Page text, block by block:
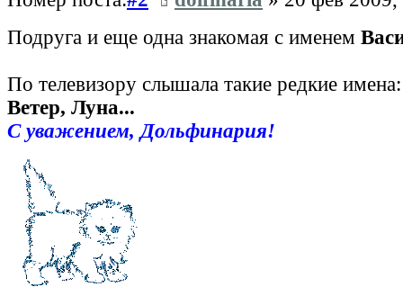
Подруга и еще одна знакомая с именем
По телевизору слышала такие редкие
Ветер, Луна...
С уважением, Дольфинария!